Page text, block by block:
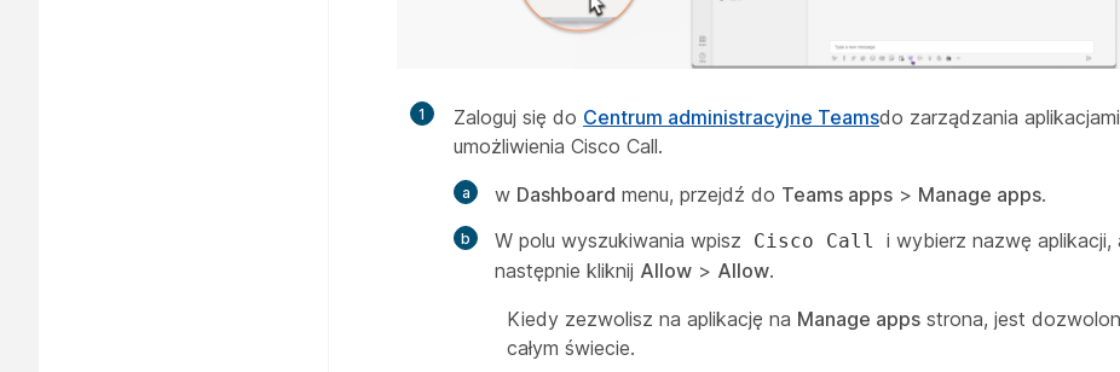
1 Zaloguj się do Centrum administracyjne Teamsdo zarządzania
umożliwienia Cisco Call.
w Dashboard menu, przejdź do Teams apps > Manage apps.
W polu wyszukiwania wpisz
Cisco Call
i wybierz nazwę aplikacji,
następnie kliknij Allow > Allow.
Kiedy zezwolisz na aplikację na Manage apps strona, jest
całym świecie.